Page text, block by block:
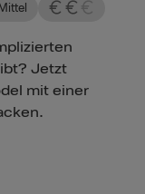
Mittel
Jetzt
mit einer